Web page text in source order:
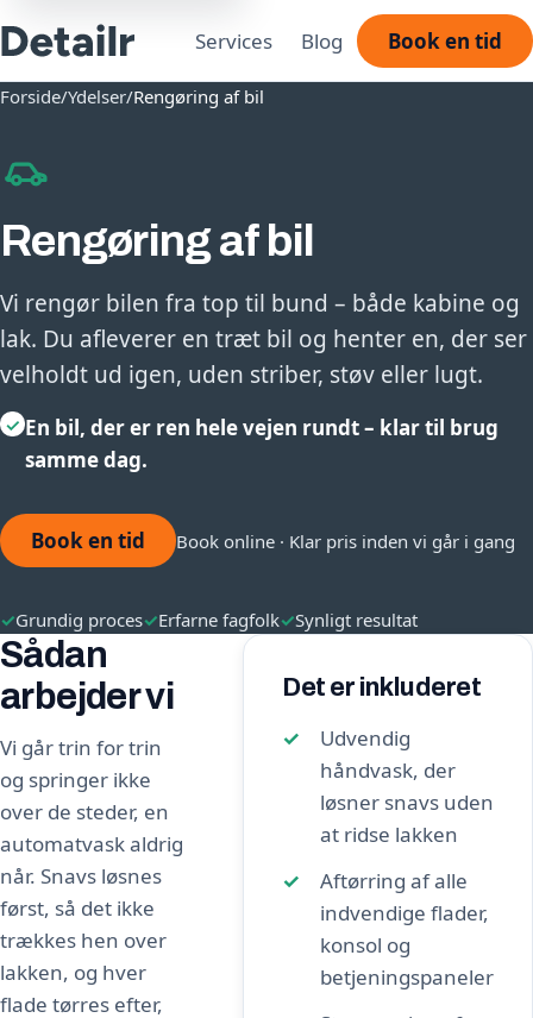
Services Blog Book en tid
Forside/Ydelser/Rengøring af bil
Rengøring af bil
Vi rengør bilen fra top til bund – både kabine og
lak. Du afleverer en træt bil og henter en, der ser
velholdt ud igen, uden striber, støv eller lugt.
✓ En bil, der er ren hele vejen rundt – klar til brug
samme dag.
Book en tid Book online · Klar pris inden vi går i gang
✓Grundig proces✓Erfarne fagfolk✓Synligt resultat
Sådan
arbejder vi
Vi går trin for trin
og springer ikke
over de steder, en
automatvask aldrig
når. Snavs løsnes
først, så det ikke
trækkes hen over
lakken, og hver
flade tørres efter,
Det er inkluderet
Udvendig
håndvask, der
løsner snavs uden
at ridse lakken
Aftørring af alle
indvendige flader,
konsol og
betjeningspaneler